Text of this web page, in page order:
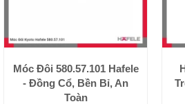
Móc Đôi 580.57.101 Hafele
- Đồng Cổ, Bền Bỉ, An
Toàn